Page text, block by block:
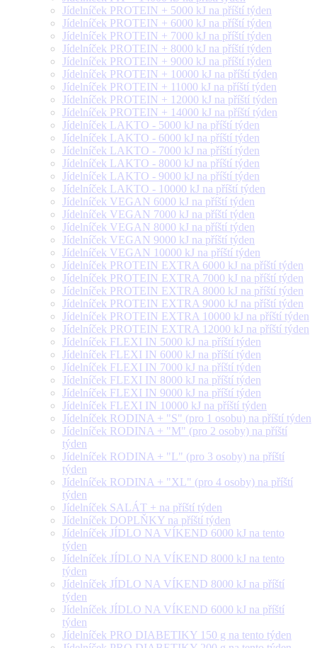
Jídelníček PROTEIN + 5000 kJ na příští týden
Jídelníček PROTEIN + 6000 kJ na příští týden
Jídelníček PROTEIN + 7000 kJ na příští týden
Jídelníček PROTEIN + 8000 kJ na příští týden
Jídelníček PROTEIN + 9000 kJ na příští týden
Jídelníček PROTEIN + 10000 kJ na příští týden
Jídelníček PROTEIN + 11000 kJ na příští týden
Jídelníček PROTEIN + 12000 kJ na příští týden
Jídelníček PROTEIN + 14000 kJ na příští týden
Jídelníček LAKTO - 5000 kJ na příští týden
Jídelníček LAKTO - 6000 kJ na příští týden
Jídelníček LAKTO - 7000 kJ na příští týden
Jídelníček LAKTO - 8000 kJ na příští týden
Jídelníček LAKTO - 9000 kJ na příští týden
Jídelníček LAKTO - 10000 kJ na příští týden
Jídelníček VEGAN 6000 kJ na příští týden
Jídelníček VEGAN 7000 kJ na příští týden
Jídelníček VEGAN 8000 kJ na příští týden
Jídelníček VEGAN 9000 kJ na příští týden
Jídelníček VEGAN 10000 kJ na příští týden
Jídelníček PROTEIN EXTRA 6000 kJ na příští týden
Jídelníček PROTEIN EXTRA 7000 kJ na příští týden
Jídelníček PROTEIN EXTRA 8000 kJ na příští týden
Jídelníček PROTEIN EXTRA 9000 kJ na příští týden
Jídelníček PROTEIN EXTRA 10000 kJ na příští týden
Jídelníček PROTEIN EXTRA 12000 kJ na příští týden
Jídelníček FLEXI IN 5000 kJ na příští týden
Jídelníček FLEXI IN 6000 kJ na příští týden
Jídelníček FLEXI IN 7000 kJ na příští týden
Jídelníček FLEXI IN 8000 kJ na příští týden
Jídelníček FLEXI IN 9000 kJ na příští týden
Jídelníček FLEXI IN 10000 kJ na příští týden
Jídelníček RODINA + "S" (pro 1 osobu) na příští týden
Jídelníček RODINA + "M" (pro 2 osoby) na příští
týden
Jídelníček RODINA + "L" (pro 3 osoby) na příští
týden
Jídelníček RODINA + "XL" (pro 4 osoby) na příští
týden
Jídelníček SALÁT + na příští týden
Jídelníček DOPLŇKY na příští týden
Jídelníček JÍDLO NA VÍKEND 6000 kJ na tento
týden
Jídelníček JÍDLO NA VÍKEND 8000 kJ na tento
týden
Jídelníček JÍDLO NA VÍKEND 8000 kJ na příští
týden
Jídelníček JÍDLO NA VÍKEND 6000 kJ na příští
týden
Jídelníček PRO DIABETIKY 150 g na tento týden